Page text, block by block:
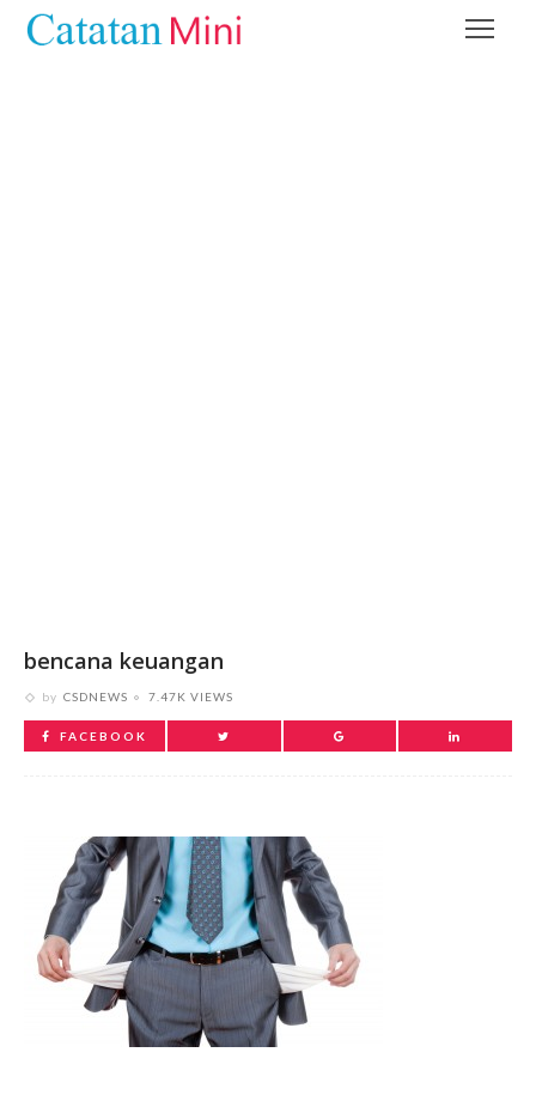
bencana keuangan
by CSDNEWS 7.47K VIEWS
FACEBOOK